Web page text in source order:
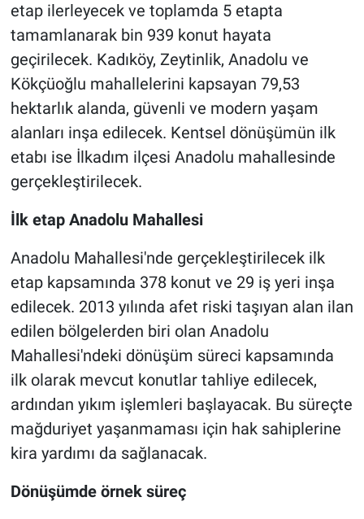
etap ilerleyecek ve toplamda 5 etapta
tamamlanarak bin 939 konut hayata
geçirilecek. Kadıköy, Zeytinlik, Anadolu ve
Kökçüoğlu mahallelerini kapsayan 79,53
hektarlık alanda, güvenli ve modern yaşam
alanları inşa edilecek. Kentsel dönüşümün ilk
etabı ise İlkadım ilçesi Anadolu mahallesinde
gerçekleştirilecek.
İlk etap Anadolu Mahallesi
Anadolu Mahallesi'nde gerçekleştirilecek ilk
etap kapsamında 378 konut ve 29 iş yeri inşa
edilecek. 2013 yılında afet riski taşıyan alan ilan
edilen bölgelerden biri olan Anadolu
Mahallesi'ndeki dönüşüm süreci kapsamında
ilk olarak mevcut konutlar tahliye edilecek,
ardından yıkım işlemleri başlayacak. Bu süreçte
mağduriyet yaşanmaması için hak sahiplerine
kira yardımı da sağlanacak.
Dönüşümde örnek süreç